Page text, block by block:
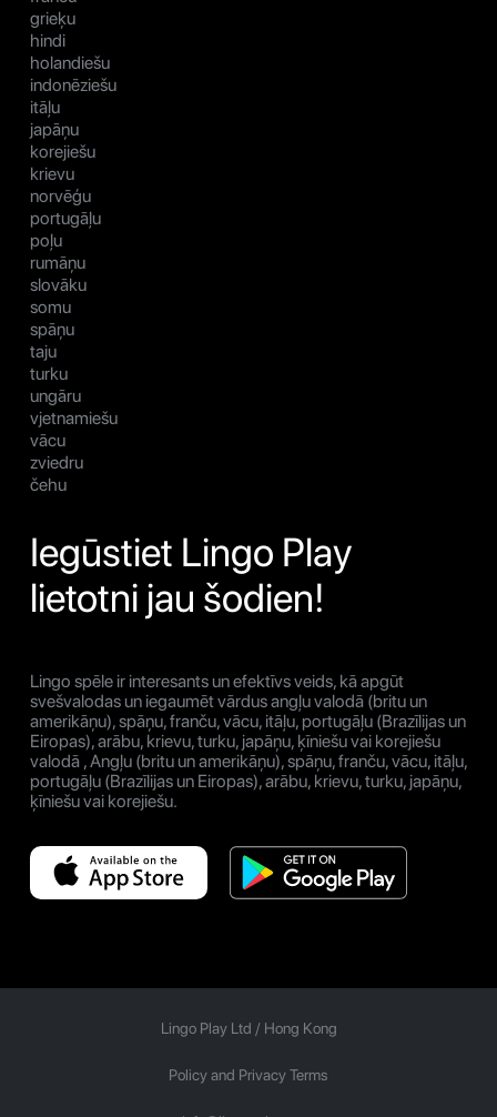
grieķu
hindi
holandiešu
indonēziešu
itāļu
japāņu
korejiešu
krievu
norvēģu
portugāļu
poļu
rumāņu
slovāku
somu
spāņu
taju
turku
ungāru
vjetnamiešu
vācu
zviedru
čehu
Iegūstiet Lingo Play
lietotni jau šodien!
Lingo spēle ir interesants un efektīvs veids, kā apgūt
svešvalodas un iegaumēt vārdus angļu valodā (britu un
amerikāņu), spāņu, franču, vācu, itāļu, portugāļu (Brazīlijas un
Eiropas), arābu, krievu, turku, japāņu, ķīniešu vai korejiešu
valodā , Angļu (britu un amerikāņu), spāņu, franču, vācu, itāļu,
portugāļu (Brazīlijas un Eiropas), arābu, krievu, turku, japāņu,
ķīniešu vai korejiešu.
Lingo Play Ltd / Hong Kong
Policy and Privacy Terms